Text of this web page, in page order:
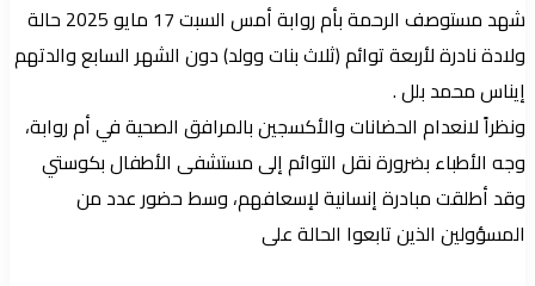
شهد مستوصف الرحمة بأم روابة أمس السبت 17 مايو 2025 حالة
ولادة نادرة لأربعة توائم (ثلاث بنات وولد) دون الشهر السابع والدتهم
إيناس محمد بلل .
ونظراً لانعدام الحضانات والأكسجين بالمرافق الصحية في أم روابة،
وجه الأطباء بضرورة نقل التوائم إلى مستشفى الأطفال بكوستي
وقد أطلقت مبادرة إنسانية لإسعافهم، وسط حضور عدد من
المسؤولين الذين تابعوا الحالة على